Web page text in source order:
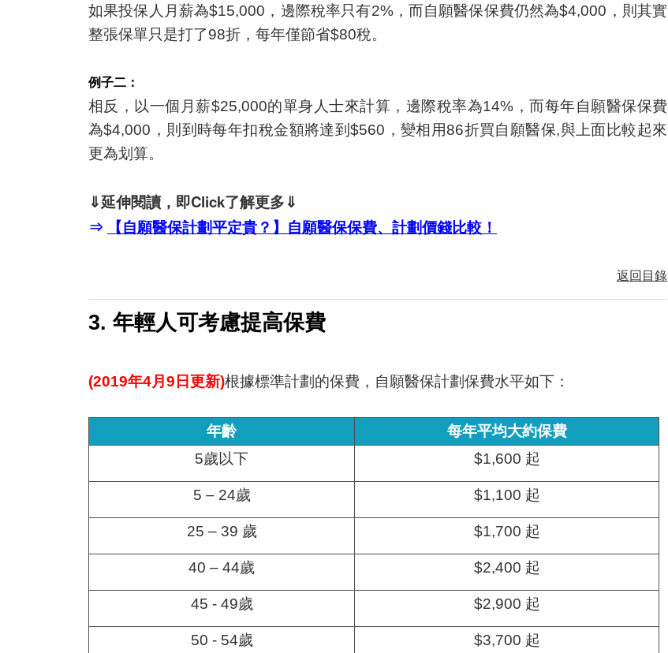
如果投保人月薪為$15,000，邊際稅率只有2%，而自願醫保保費仍然為$4,000，則其實
整張保單只是打了98折，每年僅節省$80稅。
例子二：
相反，以一個月薪$25,000的單身人士來計算，邊際稅率為14%，而每年自願醫保保費
為$4,000，則到時每年扣稅金額將達到$560，變相用86折買自願醫保,與上面比較起來
更為划算。
⇓延伸閱讀，即Click了解更多⇓
⇒
【自願醫保計劃平定貴？】自願醫保保費、計劃價錢比較！
返回目錄
3. 年輕人可考慮提高保費
(2019年4月9日更新)根據標準計劃的保費，自願醫保計劃保費水平如下：
年齡
每年平均大約保費
5歲以下
$1,600 起
5 – 24歲 $1,100 起
25 – 39 歲 $1,700 起
40 – 44歲 $2,400 起
45 - 49歲 $2,900 起
50 - 54歲 $3,700 起